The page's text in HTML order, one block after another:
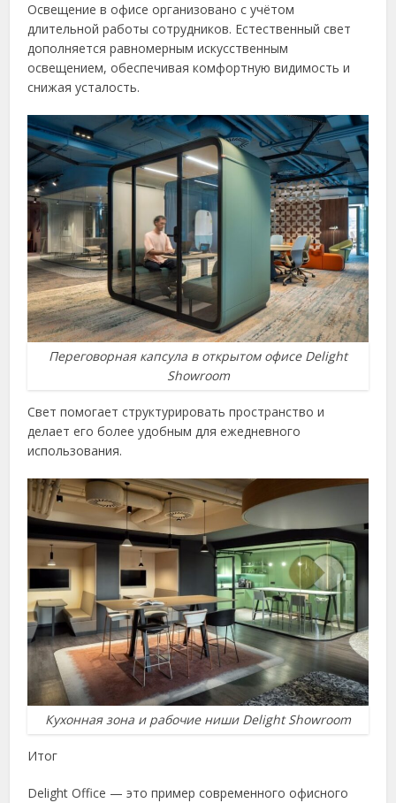
Освещение в офисе организовано с учётом
длительной работы сотрудников. Естественный свет
дополняется равномерным искусственным
освещением, обеспечивая комфортную видимость и
снижая усталость.
Переговорная капсула в открытом офисе Delight
Showroom
Свет помогает структурировать пространство и
делает его более удобным для ежедневного
использования.
Кухонная зона и рабочие ниши Delight Showroom
Итог
Delight Office — это пример современного офисного